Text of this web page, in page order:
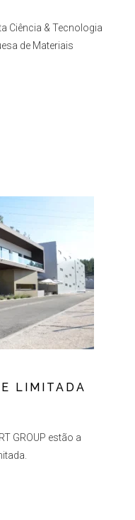
Ciência & Tecnologia
de Materiais
LIMITADA
GROUP estão a